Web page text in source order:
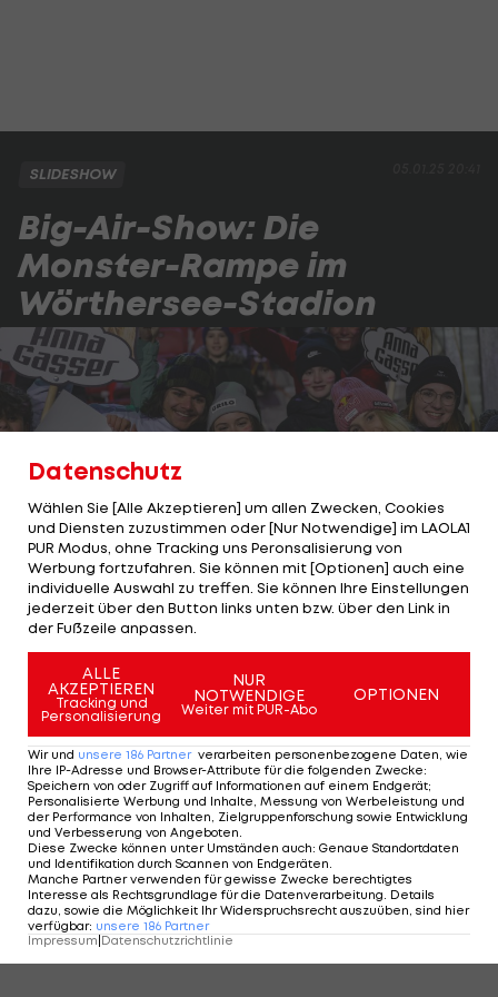
SLIDESHOW
Big-Air-Show: Die
Monster-Rampe im
Wörthersee-Stadion
3/19
3 VON 19
KOMMENTARE
Datenschutz
Wählen Sie [Alle Akzeptieren] um allen Zwecken, Cookies
und Diensten zuzustimmen oder [Nur Notwendige] im LAOLA1
PUR Modus, ohne Tracking uns Peronsalisierung von
Werbung fortzufahren. Sie können mit [Optionen] auch eine
individuelle Auswahl zu treffen. Sie können Ihre Einstellungen
jederzeit über den Button links unten bzw. über den Link in
der Fußzeile anpassen.
ALLE
AKZEPTIEREN
Tracking und
Personalisierung
NUR
NOTWENDIGE
Weiter mit PUR-Abo
OPTIONEN
Wir und unsere 186 Partner verarbeiten personenbezogene Daten, wie
Ihre IP-Adresse und Browser-Attribute für die folgenden Zwecke:
Speichern von oder Zugriff auf Informationen auf einem Endgerät;
Personalisierte Werbung und Inhalte, Messung von Werbeleistung und
der Performance von Inhalten, Zielgruppenforschung sowie Entwicklung
und Verbesserung von Angeboten.
Diese Zwecke können unter Umständen auch: Genaue Standortdaten
und Identifikation durch Scannen von Endgeräten.
Manche Partner verwenden für gewisse Zwecke berechtigtes
Interesse als Rechtsgrundlage für die Datenverarbeitung. Details
dazu, sowie die Möglichkeit Ihr Widerspruchsrecht auszuüben, sind hier
verfügbar: unsere 186 Partner
Impressum Datenschutzrichtlinie